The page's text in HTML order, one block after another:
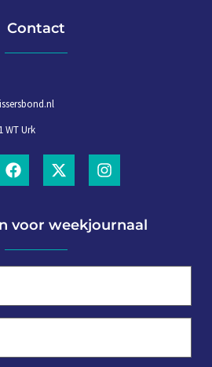
Contact
WT Urk
voor weekjournaal